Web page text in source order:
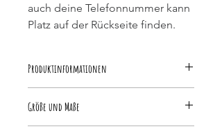
auch deine Telefonnummer kann
Platz auf der Rückseite finden.
Produktinformationen
Epoxidharz und verträgt sich somit
mit Wasser. Möchtest du die Marke
Größe und Maße